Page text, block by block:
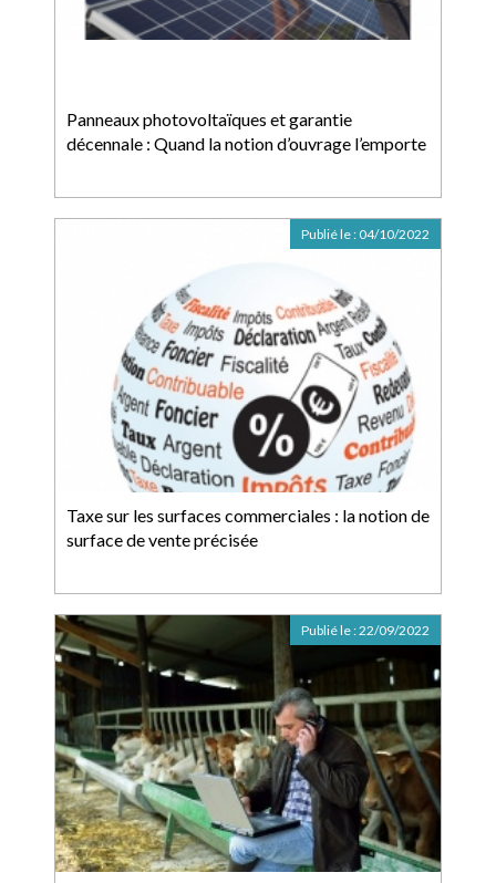
Panneaux photovoltaïques et garantie
décennale : Quand la notion d’ouvrage l’emporte
Taxe sur les surfaces commerciales : la notion de
surface de vente précisée
Publié le : 04/10/2022
Publié le :22/09/2022